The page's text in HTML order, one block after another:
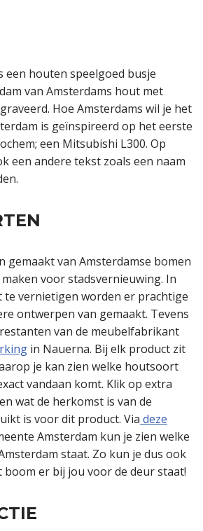
een houten speelgoed busje
van Amsterdams hout met
Hoe Amsterdams wil je het
is geïnspireerd op het eerste
een Mitsubishi L300. Op
een andere tekst zoals een naam
gemaakt van Amsterdamse bomen
voor stadsvernieuwing. In
te vernietigen worden er prachtige
ontwerpen van gemaakt. Tevens
van de meubelfabrikant
in Nauerna. Bij elk product zit
je kan zien welke houtsoort
vandaan komt. Klik op extra
wat de herkomst is van de
is voor dit product. Via deze
Amsterdam kun je zien welke
staat. Zo kun je dus ook
er bij jou voor de deur staat!